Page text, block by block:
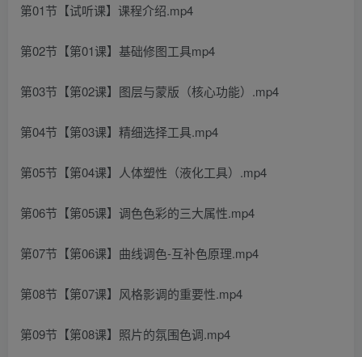
第01节【试听课】课程介绍.mp4
第02节【第01课】基础修图工具mp4
第03节【第02课】图层与蒙版（核心功能）.mp4
第04节【第03课】精细选择工具.mp4
第05节【第04课】人体塑性（液化工具）.mp4
第06节【第05课】调色色彩的三大属性.mp4
第07节【第06课】曲线调色-互补色原理.mp4
第08节【第07课】风格影调的重要性.mp4
第09节【第08课】照片的氛围色调.mp4